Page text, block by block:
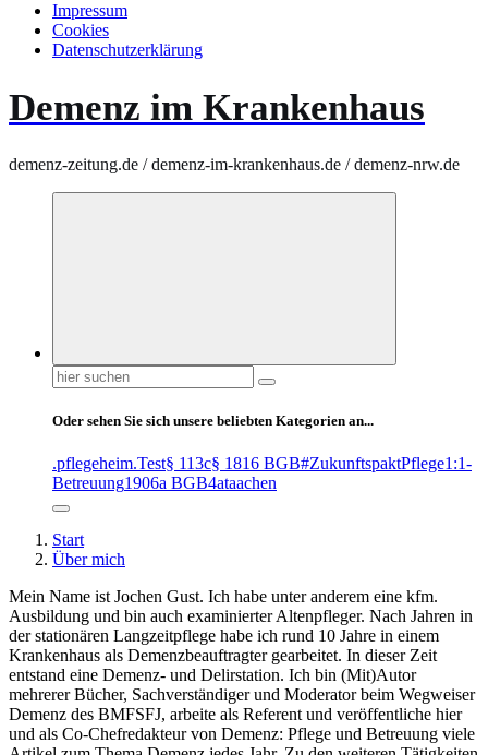
Impressum
Cookies
Datenschutzerklärung
Demenz im Krankenhaus
demenz-zeitung.de / demenz-im-krankenhaus.de / demenz-nrw.de
Suchen
nach:
Oder sehen Sie sich unsere beliebten Kategorien an...
.pflegeheim.Test§ 113c§ 1816 BGB#ZukunftspaktPflege1:1-
Betreuung1906a BGB4ataachen
Start
Über mich
Mein Name ist Jochen Gust. Ich habe unter anderem eine kfm.
Ausbildung und bin auch examinierter Altenpfleger. Nach Jahren in
der stationären Langzeitpflege habe ich rund 10 Jahre in einem
Krankenhaus als Demenzbeauftragter gearbeitet. In dieser Zeit
entstand eine Demenz- und Delirstation. Ich bin (Mit)Autor
mehrerer Bücher, Sachverständiger und Moderator beim Wegweiser
Demenz des BMFSFJ, arbeite als Referent und veröffentliche hier
und als Co-Chefredakteur von Demenz: Pflege und Betreuung viele